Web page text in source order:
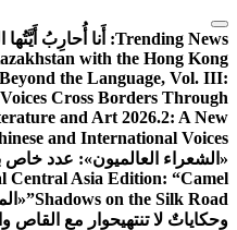
التجاوز
إلى
المحتوى
Trending News: أَنا أُحارِبُ
with the Hong Kong
Beyond the Language, Vol. III:
Cross Borders Through
and Art 2026.2: A New
and International Voices
«الشعراء العالميون»: عدد
Central Asia Edition: “Camel
Shadows on the Silk Road”
وحكاياتٌ لا تنتهيحوار مع القاص